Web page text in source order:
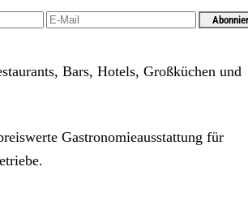
Bars, Hotels, Großküchen und
Gastronomieausstattung für